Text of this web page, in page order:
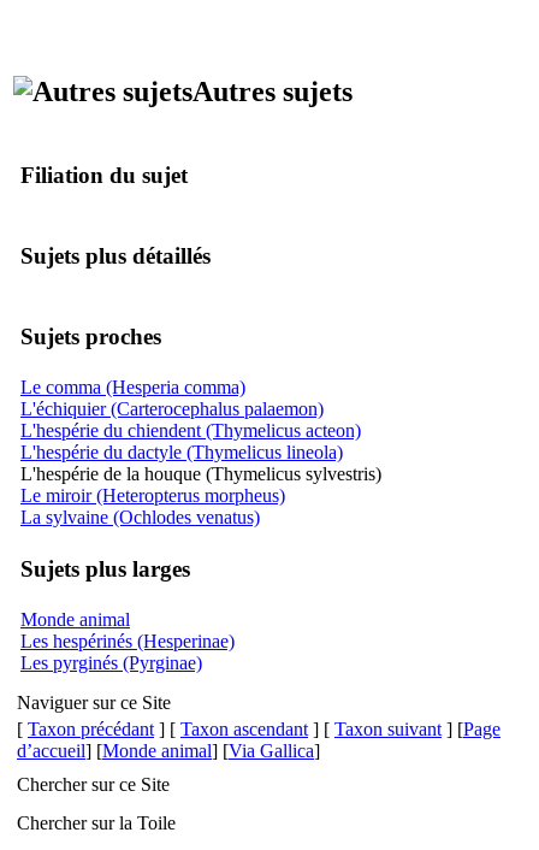
Autres sujets
Filiation du sujet
Sujets plus détaillés
Sujets proches
Le comma (Hesperia comma)
L'échiquier (Carterocephalus palaemon)
L'hespérie du chiendent (Thymelicus acteon)
L'hespérie du dactyle (Thymelicus lineola)
L'hespérie de la houque (Thymelicus sylvestris)
Le miroir (Heteropterus morpheus)
La sylvaine (Ochlodes venatus)
Sujets plus larges
Monde animal
Les hespérinés (Hesperinae)
Les pyrginés (Pyrginae)
Naviguer sur ce Site
[ Taxon précédant ] [ Taxon ascendant ] [ Taxon suivant ] [Page
d’accueil] [Monde animal] [Via Gallica]
Chercher sur ce Site
Chercher sur la Toile